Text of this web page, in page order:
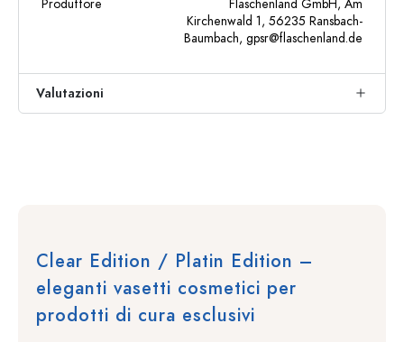
Produttore
Flaschenland GmbH, Am
Kirchenwald 1, 56235 Ransbach-
Baumbach, gpsr@flaschenland.de
Valutazioni
Clear Edition / Platin Edition –
eleganti vasetti cosmetici per
prodotti di cura esclusivi